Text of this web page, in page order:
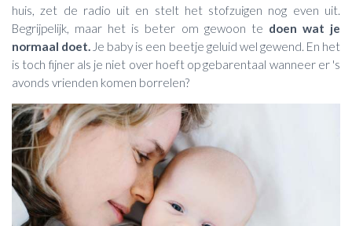
huis, zet de radio uit en stelt het stofzuigen nog even uit.
Begrijpelijk, maar het is beter om gewoon te doen wat je
normaal doet. Je baby is een beetje geluid wel gewend. En het
is toch fijner als je niet over hoeft op gebarentaal wanneer er 's
avonds vrienden komen borrelen?